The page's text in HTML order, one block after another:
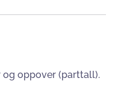
og oppover (parttall).